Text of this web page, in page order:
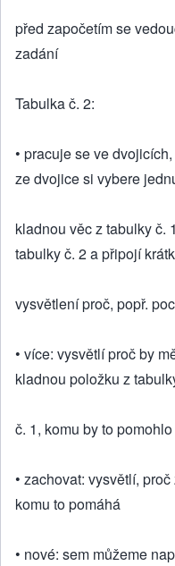
před započetím se
zadání
Tabulka č. 2:
• pracuje se ve
ze dvojice si vybere
kladnou věc z tabulky č.
tabulky č. 2 a připojí
vysvětlení proč, popř.
• více: vysvětlí proč by
kladnou položku z
č. 1, komu by to pomohlo
• zachovat: vysvětlí,
komu to pomáhá
• nové: sem můžeme